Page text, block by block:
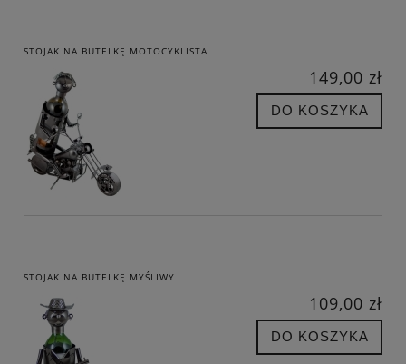
STOJAK NA BUTELKĘ MOTOCYKLISTA
149,00 zł
DO KOSZYKA
STOJAK NA BUTELKĘ MYŚLIWY
109,00 zł
DO KOSZYKA